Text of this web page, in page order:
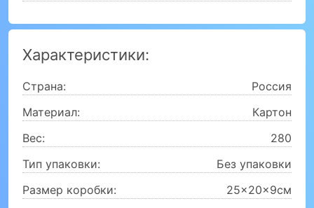
Характеристики:
Страна:
Россия
Материал:
Картон
Вес:
280
Тип упаковки:
Без упаковки
Размер коробки:
25x20x9см